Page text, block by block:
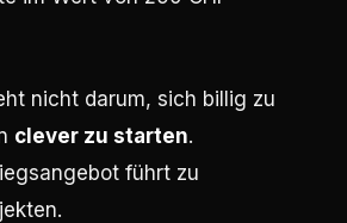
nicht darum, sich billig zu
clever zu starten.
führt zu